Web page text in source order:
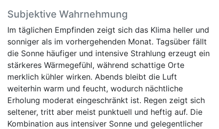
Subjektive Wahrnehmung
Im täglichen Empfinden zeigt sich das Klima heller und
sonniger als im vorhergehenden Monat. Tagsüber fällt
die Sonne häufiger und intensive Strahlung erzeugt ein
stärkeres Wärmegefühl, während schattige Orte
merklich kühler wirken. Abends bleibt die Luft
weiterhin warm und feucht, wodurch nächtliche
Erholung moderat eingeschränkt ist. Regen zeigt sich
seltener, tritt aber meist punktuell und heftig auf. Die
Kombination aus intensiver Sonne und gelegentlicher